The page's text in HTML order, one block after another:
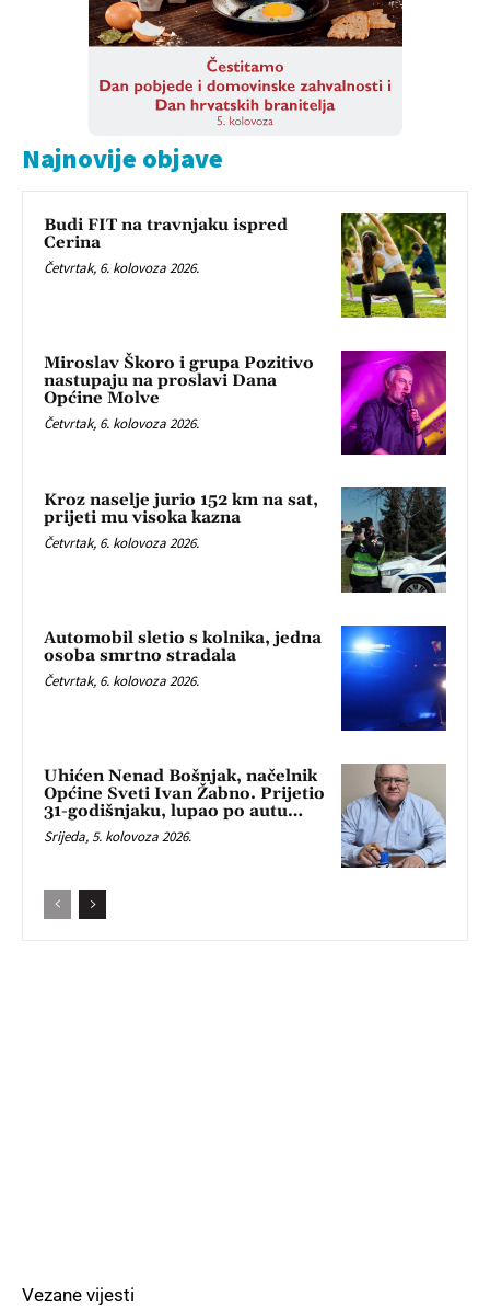
Najnovije objave
Budi FIT na travnjaku ispred
Cerina
Četvrtak, 6. kolovoza 2026.
Miroslav Škoro i grupa Pozitivo
nastupaju na proslavi Dana
Općine Molve
Četvrtak, 6. kolovoza 2026.
Kroz naselje jurio 152 km na sat,
prijeti mu visoka kazna
Četvrtak, 6. kolovoza 2026.
Automobil sletio s kolnika, jedna
osoba smrtno stradala
Četvrtak, 6. kolovoza 2026.
Uhićen Nenad Bošnjak, načelnik
Općine Sveti Ivan Žabno. Prijetio
31-godišnjaku, lupao po autu…
Srijeda, 5. kolovoza 2026.
Vezane vijesti